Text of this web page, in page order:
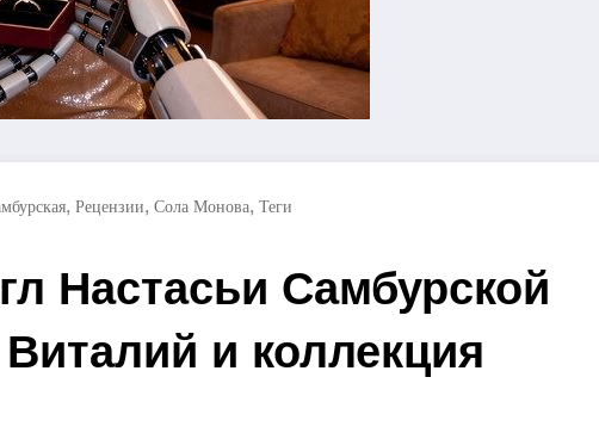
, Рецензии, Сола Монова, Теги
Настасьи Самбурской
и коллекция